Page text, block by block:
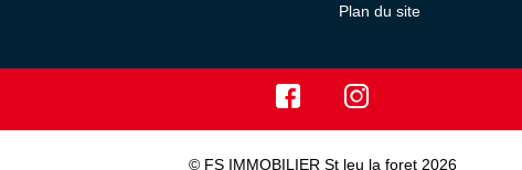
Plan du site
© FS IMMOBILIER St leu la foret 2026